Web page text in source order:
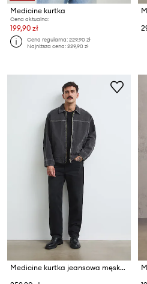
Medicine kurtka
Cena aktualna:
199,90 zł
Cena regularna:229,90 zł
Najniższa cena:229,90 zł
Medicine kurtka jeansowa męska bawełniana